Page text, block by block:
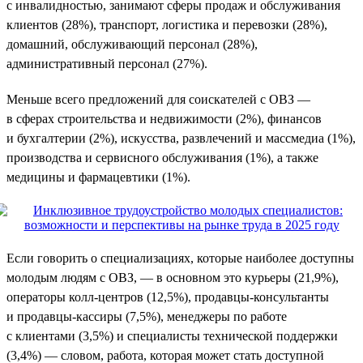
с инвалидностью, занимают сферы продаж и обслуживания
клиентов (28%), транспорт, логистика и перевозки (28%),
домашний, обслуживающий персонал (28%),
административный персонал (27%).
Меньше всего предложений для соискателей с ОВЗ —
в сферах строительства и недвижимости (2%), финансов
и бухгалтерии (2%), искусства, развлечений и массмедиа (1%),
производства и сервисного обслуживания (1%), а также
медицины и фармацевтики (1%).
Если говорить о специализациях, которые наиболее доступны
молодым людям с ОВЗ, — в основном это курьеры (21,9%),
операторы колл-центров (12,5%), продавцы-консультанты
и продавцы-кассиры (7,5%), менеджеры по работе
с клиентами (3,5%) и специалисты технической поддержки
(3,4%) — словом, работа, которая может стать доступной